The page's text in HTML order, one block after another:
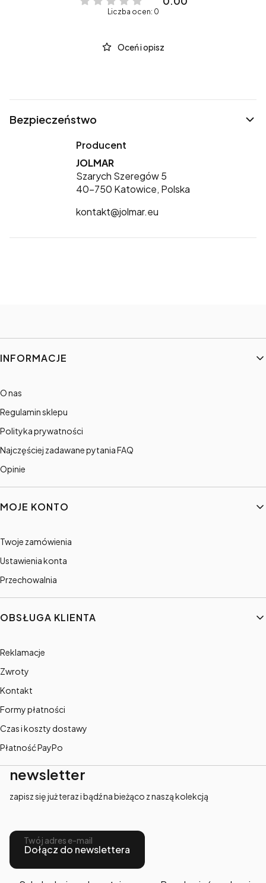
Liczba ocen: 0
Oceń i opisz
Bezpieczeństwo
Producent
JOLMAR
Szarych Szeregów 5
40-750 Katowice, Polska
kontakt@jolmar.eu
Linki w stopce
INFORMACJE
O nas
Regulamin sklepu
Polityka prywatności
Najczęściej zadawane pytania FAQ
Opinie
MOJE KONTO
Twoje zamówienia
Ustawienia konta
Przechowalnia
OBSŁUGA KLIENTA
Reklamacje
Zwroty
Kontakt
Formy płatności
Czas i koszty dostawy
Płatność PayPo
newsletter
zapisz się już teraz i bądź na bieżąco z naszą kolekcją
Twój adres e-mail
Dołącz do newslettera